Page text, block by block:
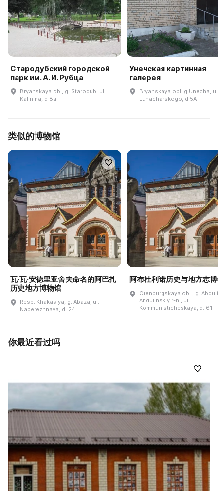
Стародубский городской
парк им. А. И. Рубца
Bryanskaya obl, g. Starodub, ul
Kalinina, d 8a
Унечская картинная
галерея
Bryanskaya obl, g Unecha, ul
Lunacharskogo, d 5A
类似的博物馆
瓦·瓦·安德里亚舍夫命名的阿巴扎
历史地方博物馆
Resp. Khakasiya, g. Abaza, ul.
Naberezhnaya, d. 24
阿布杜利诺历史与地方志
Orenburgskaya obl., g.
Abdulinskiy r-n., ul.
Kommunisticheskaya, d. 61
你最近看过吗